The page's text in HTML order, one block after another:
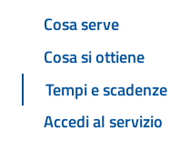
Cosa serve
Cosa si ottiene
Tempi e scadenze
Accedi al servizio